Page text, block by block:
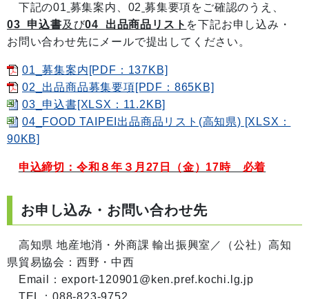
下記の01 募集案内、02 募集要項をご確認のうえ、
03_申込書及び04_ 出品商品リスト を下記お申し込み・
お問い合わせ先にメールで提出してください。
01_募集案内[PDF：137KB]
02_出品商品募集要項[PDF：865KB]
03_申込書[XLSX：11.2KB]
04_FOOD TAIPEI出品商品リスト(高知県) [XLSX：
90KB]
申込締切：令和８年３月27日（金）17時 必着
お申し込み・お問い合わせ先
高知県 地産地消・外商課 輸出振興室／（公社）高知
県貿易協会：西野・中西
Email：export-120901@ken.pref.kochi.lg.jp
TEL：088-823-9752